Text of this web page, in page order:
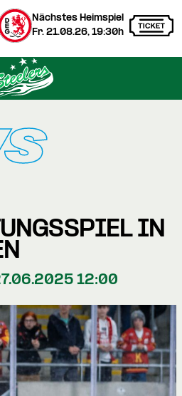
Nächstes Heimspiel
Fr. 21.08.26, 19:30h
IN
12:00